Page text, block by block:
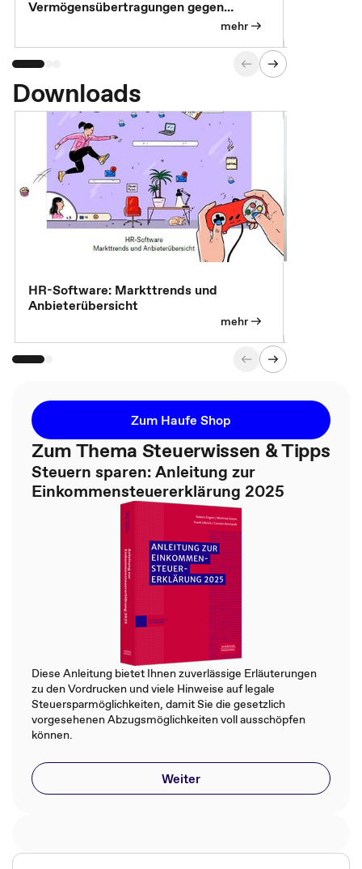
Vermögensübertragungen gegen
mehr
Downloads
HR-Software: Markttrends und
Anbieterübersicht
mehr
Zum Haufe Shop
Zum Thema Steuerwissen & Tipps
Steuern sparen: Anleitung zur
Einkommensteuererklärung 2025
Diese Anleitung bietet Ihnen zuverlässige Erläuterungen
zu den Vordrucken und viele Hinweise auf legale
Steuersparmöglichkeiten, damit Sie die gesetzlich
vorgesehenen Abzugsmöglichkeiten voll ausschöpfen
können.
Weiter